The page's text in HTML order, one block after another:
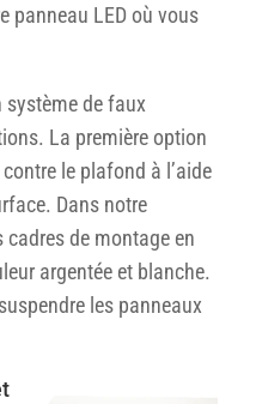
panneau LED où vous
système de faux
La première option
le plafond à l’aide
Dans notre
de montage en
argentée et blanche.
les panneaux